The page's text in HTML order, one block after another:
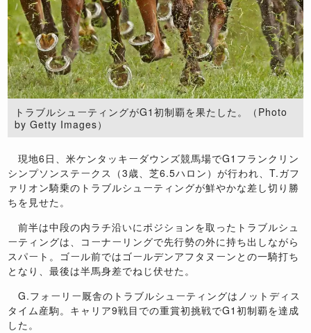
トラブルシューティングがG1初制覇を果たした。（Photo
by Getty Images）
現地6日、米ケンタッキーダウンズ競馬場でG1フランクリン
シンプソンステークス（3歳、芝6.5ハロン）が行われ、T.ガフ
ァリオン騎乗のトラブルシューティングが鮮やかな差し切り勝
ちを見せた。
前半は中段の内ラチ沿いにポジションを取ったトラブルシュ
ーティングは、コーナーリングで先行勢の外に持ち出しながら
スパート。ゴール前ではゴールデンアフタヌーンとの一騎打ち
となり、最後は半馬身差でねじ伏せた。
G.フォーリー厩舎のトラブルシューティングはノットディス
タイム産駒。キャリア9戦目での重賞初挑戦でG1初制覇を達成
した。